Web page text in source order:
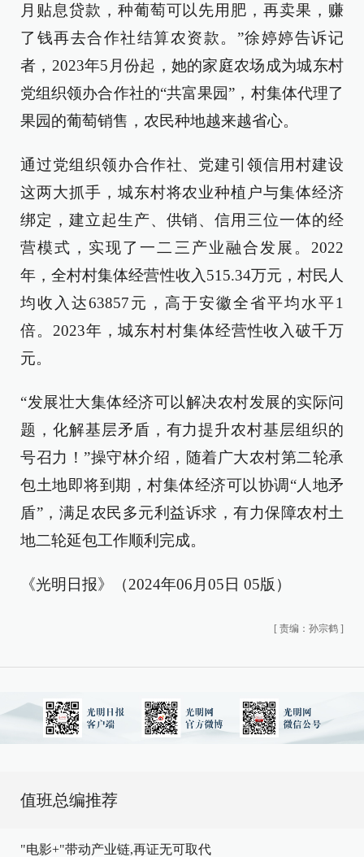
月贴息贷款，种葡萄可以先用肥，再卖果，赚
了钱再去合作社结算农资款。”徐婷婷告诉记
者，2023年5月份起，她的家庭农场成为城东村
党组织领办合作社的“共富果园”，村集体代理了
果园的葡萄销售，农民种地越来越省心。
通过党组织领办合作社、党建引领信用村建设
这两大抓手，城东村将农业种植户与集体经济
绑定，建立起生产、供销、信用三位一体的经
营模式，实现了一二三产业融合发展。2022
年，全村村集体经营性收入515.34万元，村民人
均收入达63857元，高于安徽全省平均水平1
倍。2023年，城东村村集体经营性收入破千万
元。
“发展壮大集体经济可以解决农村发展的实际问
题，化解基层矛盾，有力提升农村基层组织的
号召力！”操守林介绍，随着广大农村第二轮承
包土地即将到期，村集体经济可以协调“人地矛
盾”，满足农民多元利益诉求，有力保障农村土
地二轮延包工作顺利完成。
《光明日报》（2024年06月05日 05版）
[ 责编：孙宗鹤 ]
值班总编推荐
"电影+"带动产业链,再证无可取代